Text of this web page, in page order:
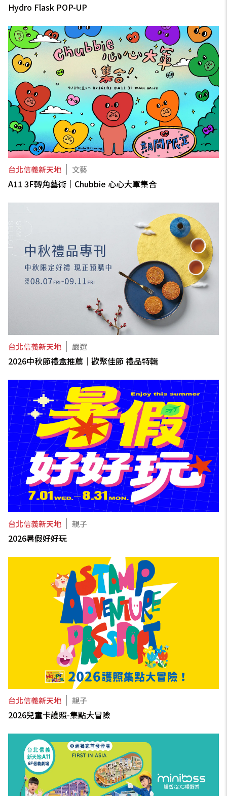
Hydro Flask POP-UP
台北信義新天地 文藝
A11 3F轉角藝術｜Chubbie 心心大軍集合
台北信義新天地 嚴選
2026中秋節禮盒推薦｜歡聚佳節 禮品特輯
台北信義新天地 親子
2026暑假好好玩
台北信義新天地 親子
2026兒童卡護照-集點大冒險